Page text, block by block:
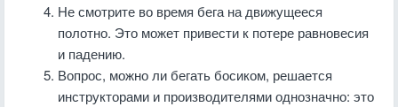
Не смотрите во время бега на движущееся
полотно. Это может привести к потере равновесия
и падению.
Вопрос, можно ли бегать босиком, решается
инструкторами и производителями однозначно: это